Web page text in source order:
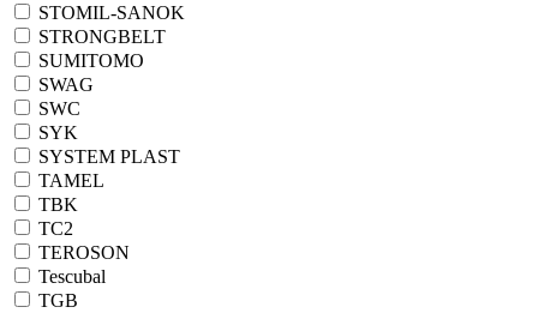
STOMIL-SANOK
STRONGBELT
SUMITOMO
SWAG
SWC
SYK
SYSTEM PLAST
TAMEL
TBK
TC2
TEROSON
Tescubal
TGB